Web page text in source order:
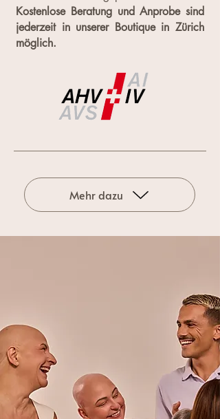
Kostenlose Beratung und Anprobe sind
jederzeit in unserer Boutique in Zürich
möglich.
Mehr dazu